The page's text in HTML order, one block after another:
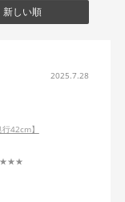
新しい順
2025.7.28
42cm】